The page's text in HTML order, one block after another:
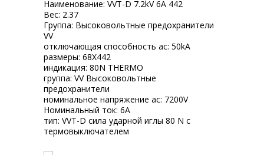
Наименование: VVT-D 7.2kV 6A 442
Вес: 2.37
Группа: Высоковольтные предохранители
VV
отключающая способность ac: 50kA
размеры: 68X442
индикация: 80N THERMO
группа: VV Высоковольтные
предохранители
номинальное напряжение ac: 7200V
Номинальный ток: 6A
тип: VVT-D сила ударной иглы 80 N с
термовыключателем